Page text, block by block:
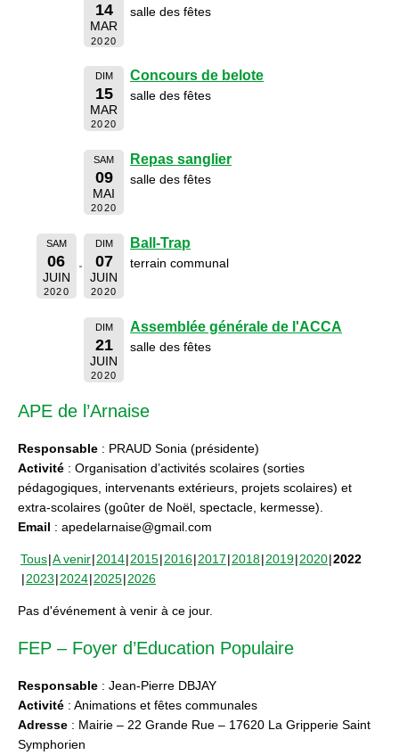
14
MAR
2020
salle des fêtes
DIM
15
MAR
2020
Concours de belote
salle des fêtes
SAM
09
MAI
2020
Repas sanglier
salle des fêtes
SAM
06
JUIN
2020
DIM
07
JUIN
2020
Ball-Trap
terrain communal
DIM
21
JUIN
2020
Assemblée générale de l'ACCA
salle des fêtes
APE de l’Arnaise
Responsable : PRAUD Sonia (présidente)
Activité : Organisation d’activités scolaires (sorties
pédagogiques, intervenants extérieurs, projets scolaires) et
extra-scolaires (goûter de Noël, spectacle, kermesse).
Email : apedelarnaise@gmail.com
Tous A venir 2014 2015 2016 2017 2018 2019 2020 2022
2023 2024 2025 2026
Pas d'événement à venir à ce jour.
FEP – Foyer d’Education Populaire
Responsable : Jean-Pierre DBJAY
Activité : Animations et fêtes communales
Adresse : Mairie – 22 Grande Rue – 17620 La Gripperie Saint
Symphorien